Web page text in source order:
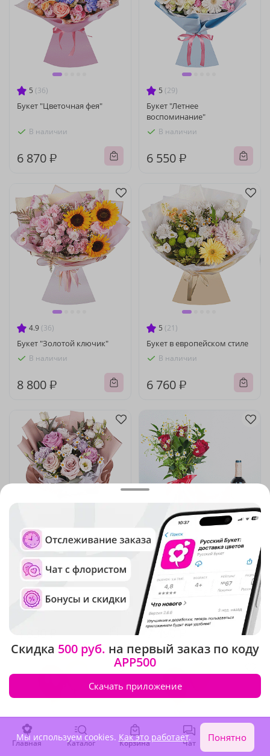
5 (36)
Букет "Цветочная фея"
В наличии
6 870 ₽
5 (29)
Букет "Летнее
воспоминание"
В наличии
6 550 ₽
4.9 (36)
Букет "Золотой ключик"
В наличии
8 800 ₽
5 (21)
Букет в европейском стиле
В наличии
6 760 ₽
4.9 (126)
Букет "Нежный шелест"
В наличии
4.8(9)
Подарочный набор
"Нежный букет, конфеты и
безалкогольное вино"
В наличии
7 490 ₽
Главная Каталог Корзина Чат Войти
Скидка 500 руб. на первый заказ по коду
APP500
Скачать приложение
Мы используем cookies. Как это работает. Понятно